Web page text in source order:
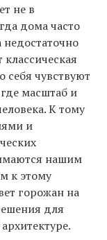
не в
дома часто
себя чувствуют
масштаб и
К тому
и
нашим
к этому
горожан на
для